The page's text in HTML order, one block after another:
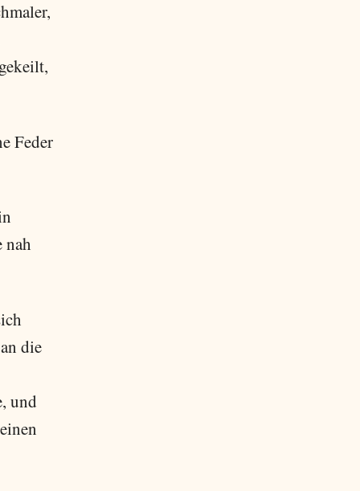
Feder
nah
die
und